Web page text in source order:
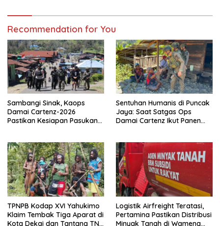
Recommendation for You
Sambangi Sinak, Kaops
Damai Cartenz-2026
Pastikan Kesiapan Pasukan
Sentuhan Humanis di Puncak
Jaya: Saat Satgas Ops
Damai Cartenz Ikut Panen
TPNPB Kodap XVI Yahukimo
Klaim Tembak Tiga Aparat di
Kota Dekai dan Tantang TNI-
Logistik Airfreight Teratasi,
Pertamina Pastikan Distribusi
Minyak Tanah di Wamena